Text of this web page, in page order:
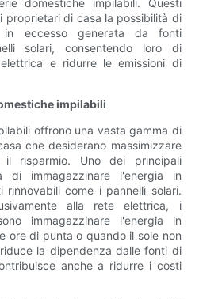
domestiche impilabili. Questi
proprietari di casa la possibilità di
in eccesso generata da fonti
solari, consentendo loro di
e ridurre le emissioni di
impilabili
offrono una vasta gamma di
che desiderano massimizzare
il risparmio. Uno dei principali
di immagazzinare l'energia in
come i pannelli solari.
alla rete elettrica, i
immagazzinare l'energia in
ore di punta o quando il sole non
la dipendenza dalle fonti di
anche a ridurre i costi